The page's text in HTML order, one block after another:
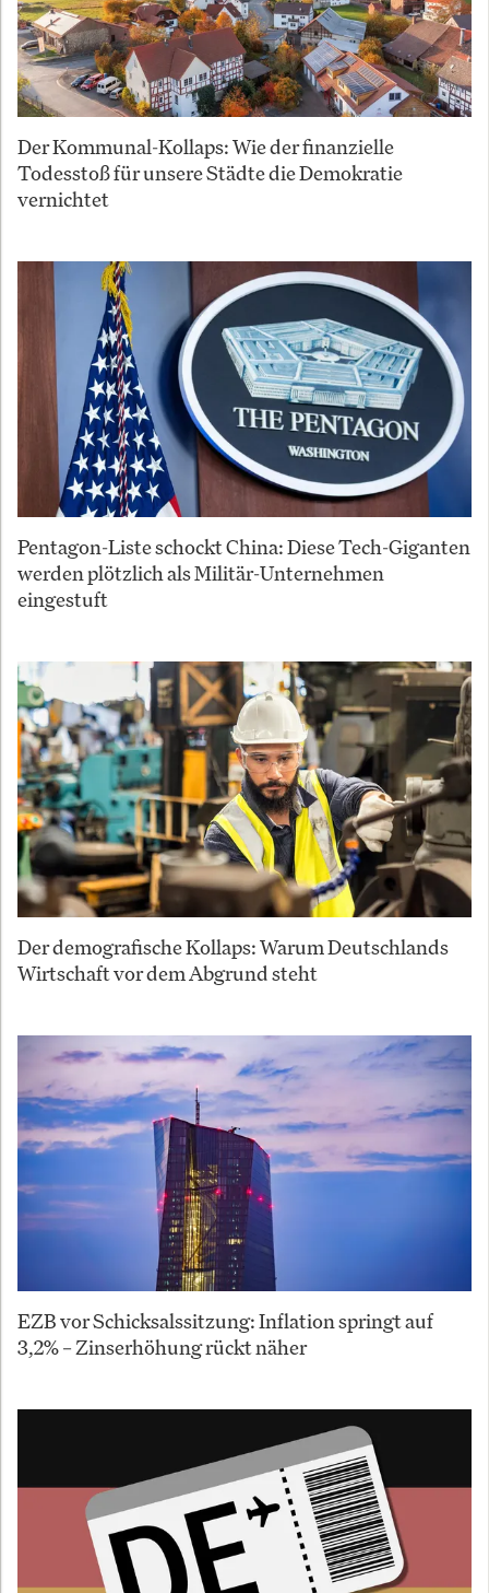
Der Kommunal-Kollaps: Wie der finanzielle
Todesstoß für unsere Städte die Demokratie
vernichtet
Pentagon-Liste schockt China: Diese Tech-Giganten
werden plötzlich als Militär-Unternehmen
eingestuft
Der demografische Kollaps: Warum Deutschlands
Wirtschaft vor dem Abgrund steht
EZB vor Schicksalssitzung: Inflation springt auf
3,2% – Zinserhöhung rückt näher